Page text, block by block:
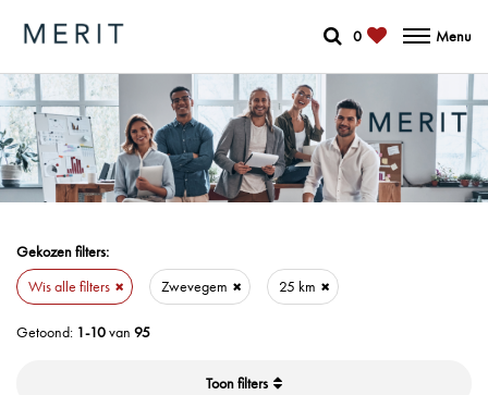
0 Menu
Gekozen filters:
Wis alle filters
Zwevegem 25 km
Getoond: 1-10van 95
filters